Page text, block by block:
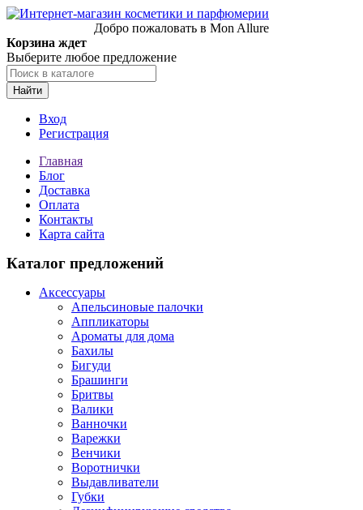
Добро пожаловать в Mon Allure
Корзина ждет
Выберите любое предложение
Найти
Вход
Регистрация
Главная
Блог
Доставка
Оплата
Контакты
Карта сайта
Каталог предложений
Аксессуары
Апельсиновые палочки
Аппликаторы
Ароматы для дома
Бахилы
Бигуди
Брашинги
Бритвы
Валики
Ванночки
Варежки
Венчики
Воротнички
Выдавливатели
Губки